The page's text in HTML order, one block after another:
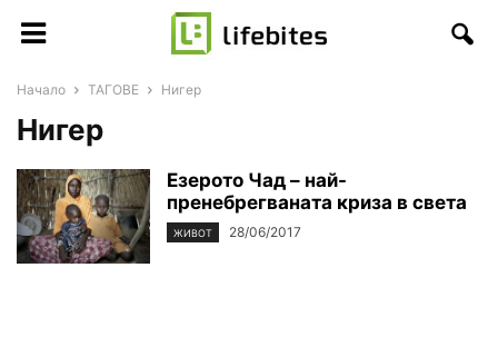
Начало ТАГОВЕ Нигер
Нигер
Езерото Чад – най-
пренебрегваната криза в света
ЖИВОТ 28/06/2017